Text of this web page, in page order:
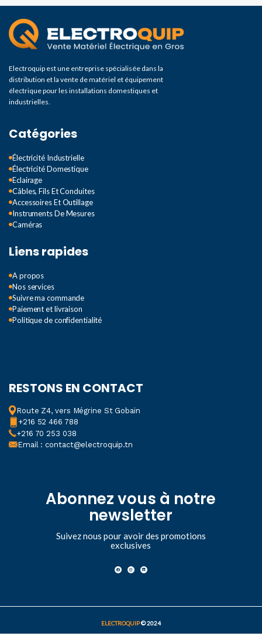
Electroquip est une entreprise spécialisée dans la
distribution et la vente de matériel et équipement
électrique pour les installations domestiques et
industrielles.
Catégories
Électricité Industrielle
Électricité Domestique
Eclairage
Câbles, Fils Et Conduites
Accessoires Et Outillage
Instruments De Mesures
Caméras
Liens rapides
A propos
Nos services
Suivre ma commande
Paiement et livraison
Politique de confidentialité
RESTONS EN CONTACT
Route Z4, vers Mégrine St Gobain
+216 52 466 788
+216 70 253 038
Email : contact@electroquip.tn
Abonnez vous à notre
newsletter
Suivez nous pour avoir des promotions
exclusives
ELECTROQUIP© 2024